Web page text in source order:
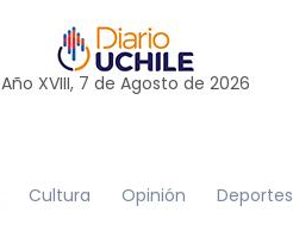
Año XVIII, 7 de Agosto de 2026
Cultura Opinión Deportes